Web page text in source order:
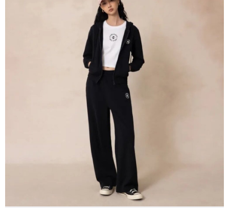
５．嚴禁一人註冊多個帳號或使用他人資訊註冊。若發現惡意使用之情形，
恩沛科技股份有限公司將有權停止該用戶之使用額度並採取法律行動。